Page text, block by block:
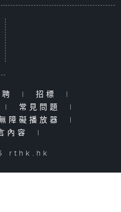
聘 | 招標
|
| 常見問題
|
障礙播放器
|
內容
|
rthk.hk